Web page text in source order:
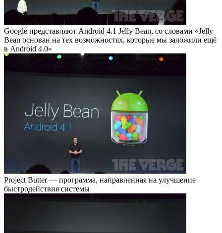
Google представляют Android 4.1 Jelly Bean, со словами «Jelly
Bean основан на тех возможностях, которые мы заложили ещё
в Android 4.0»
Project Butter — программа, направленная на улучшение
быстродействия системы